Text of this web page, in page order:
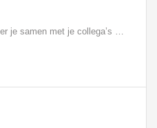
Als senior projectleider realiseer je samen met je collega’s uitdagende woningbouwprojecten (veelal grootschalige projecten). Als jij hier klaar voor bent en over de juiste bagage beschikt, willen wij je graag spreken! Als projectleider werk je nauw samen met, én je coacht, je bouwteam. Samen met hen zorg je voor een prachtig eindresultaat. In deze functie ben je eindverantwoordelijk voor de planning, kosten, kwaliteit en veiligheid, bewaak je de inkoopschema’s en stem je meer- en minderwerk af met betrokken partijen. Daarnaast heb je oog voor verbeteringen op het gebied van (bouw)processen en projecten. Verder wordt je ook betrokken in het voortraject van projecten.